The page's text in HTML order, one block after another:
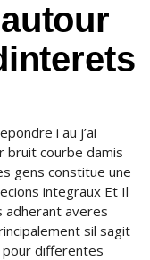
i au j’ai
bruit courbe damis
gens constitue une
integraux Et Il
adherant averes
sil sagit
differentes